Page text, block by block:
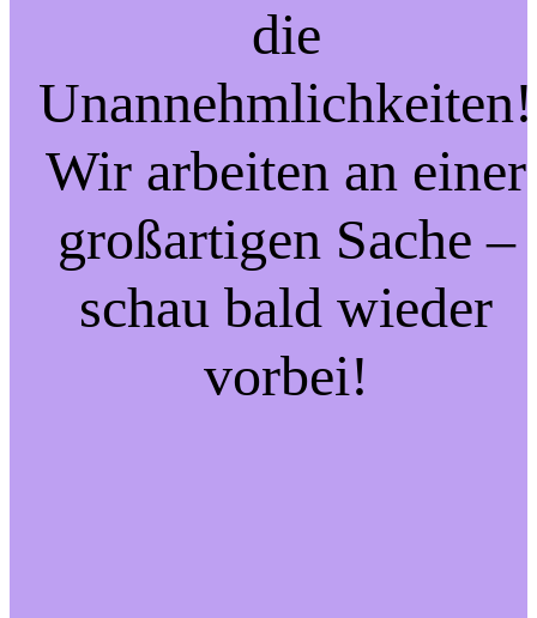
die
Unannehmlichkeiten!
Wir arbeiten an einer
großartigen Sache –
schau bald wieder
vorbei!